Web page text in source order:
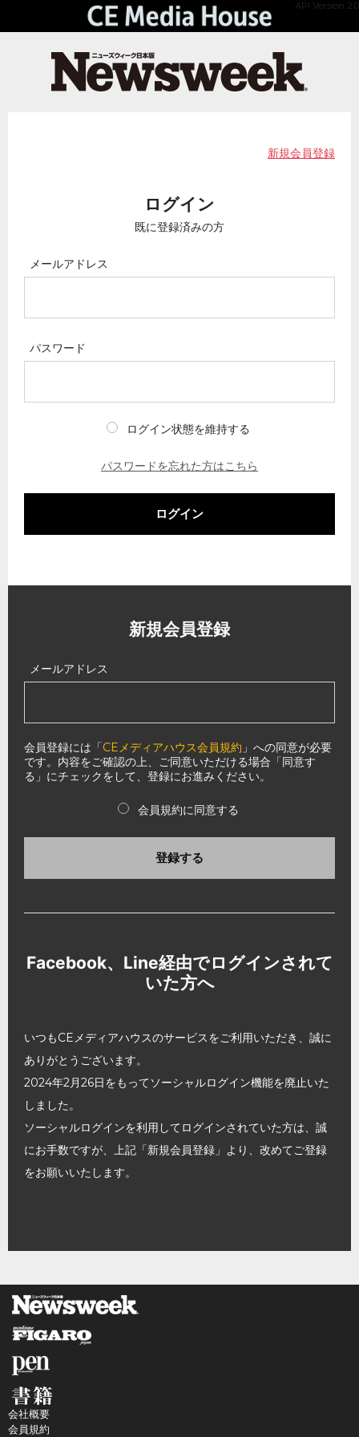
API Version 2.0
新規会員登録
ログイン
既に登録済みの方
メールアドレス
パスワード
ログイン状態を維持する
パスワードを忘れた方はこちら
ログイン
新規会員登録
メールアドレス
会員登録には「CEメディアハウス会員規約 」への同意が必要
です。内容をご確認の上、ご同意いただける場合「同意す
る」にチェックをして、登録にお進みください。
会員規約に同意する
登録する
Facebook、Line経由でログインされて
いた方へ
いつもCEメディアハウスのサービスをご利用いただき、誠に
ありがとうございます。
2024年2月26日をもってソーシャルログイン機能を廃止いた
しました。
ソーシャルログインを利用してログインされていた方は、誠
にお手数ですが、上記「新規会員登録」より、改めてご登録
をお願いいたします。
会社概要
会員規約